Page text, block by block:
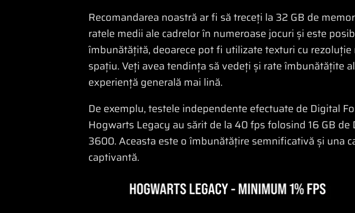
Recomandarea noastră ar fi să treceți la 32 GB de
ratele medii ale cadrelor în numeroase jocuri și este
îmbunătățită, deoarece pot fi utilizate texturi cu
spațiu. Veți avea tendința să vedeți și rate îmbunătățite
experiență generală mai lină.
De exemplu, testele independente efectuate de Digital
Hogwarts Legacy au sărit de la 40 fps folosind 16 GB
3600. Aceasta este o îmbunătățire semnificativă și una
captivantă.